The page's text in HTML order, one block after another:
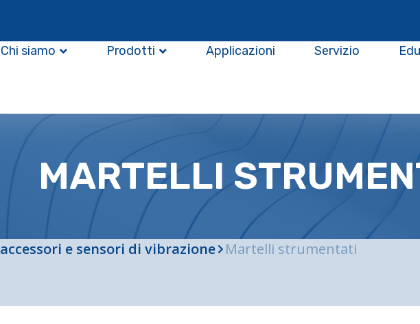
Chi siamo Prodotti Applicazioni Servizio
MARTELLI
accessori e sensori di vibrazione Martelli strumentati